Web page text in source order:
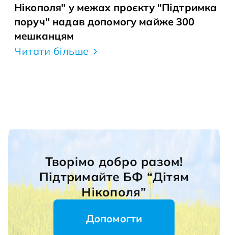
Нікополя" у межах проєкту "Підтримка
поруч" надав допомогу майже 300
мешканцям
Читати більше
Творімо добро разом!
Підтримайте БФ “Дітям
Нікополя”
Допомогти